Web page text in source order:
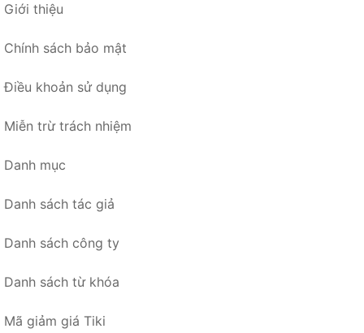
Giới thiệu
Chính sách bảo mật
Điều khoản sử dụng
Miễn trừ trách nhiệm
Danh mục
Danh sách tác giả
Danh sách công ty
Danh sách từ khóa
Mã giảm giá Tiki